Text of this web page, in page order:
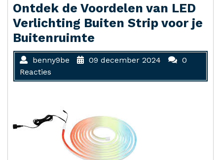
Ontdek de Voordelen van LED
Verlichting Buiten Strip voor je
Buitenruimte
benny9be 09 december 2024
0
Reacties